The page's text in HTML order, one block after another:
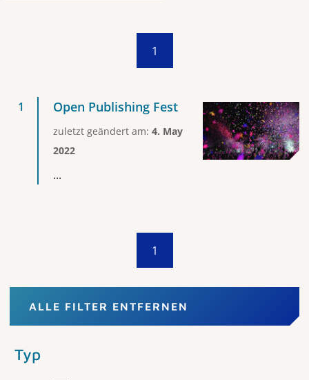
1
Open Publishing Fest
zuletzt geändert am: 4. May
2022
...
1
ALLE FILTER ENTFERNEN
Typ